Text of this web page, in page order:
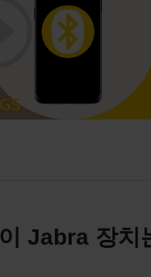
이 Jabra 장치